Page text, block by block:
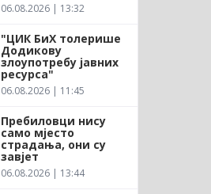
06.08.2026 | 13:32
"ЦИК БиХ толерише
Додикову
злоупотребу јавних
ресурса"
06.08.2026 | 11:45
Пребиловци нису
само мјесто
страдања, они су
завјет
06.08.2026 | 13:44